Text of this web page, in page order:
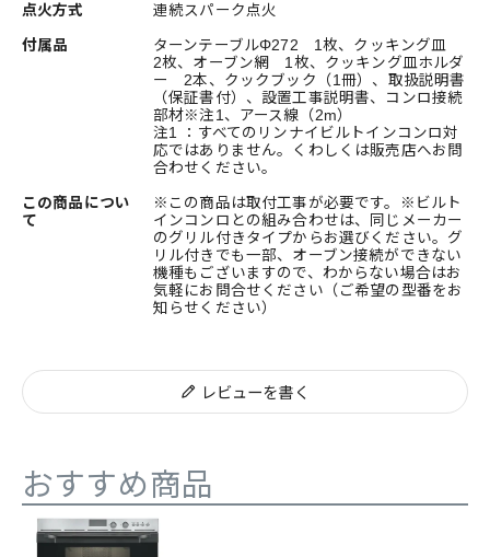
点火方式 連続スパーク点火
付属品
ターンテーブルΦ272 1枚、クッキング皿
2枚、オーブン網 1枚、クッキング皿ホルダ
ー 2本、クックブック（1冊）、取扱説明書
（保証書付）、設置工事説明書、コンロ接続
部材※注1、アース線（2m）
注1 ：すべてのリンナイビルトインコンロ対
応ではありません。くわしくは販売店へお問
合わせください。
この商品につい
て
※この商品は取付工事が必要です。※ビルト
インコンロとの組み合わせは、同じメーカー
のグリル付きタイプからお選びください。グ
リル付きでも一部、オーブン接続ができない
機種もございますので、わからない場合はお
気軽にお問合せください（ご希望の型番をお
知らせください）
レビューを書く
おすすめ商品